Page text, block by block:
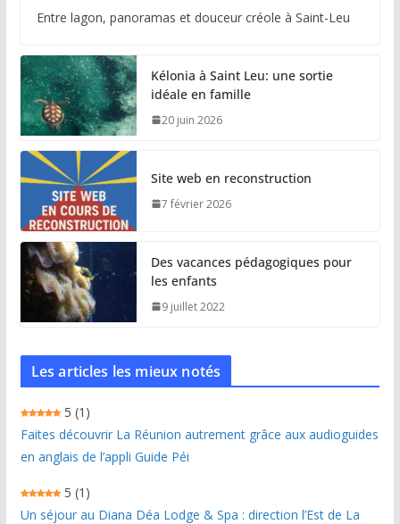
Entre lagon, panoramas et douceur créole à Saint-Leu
Kélonia à Saint Leu: une sortie
idéale en famille
20 juin 2026
Site web en reconstruction
7 février 2026
Des vacances pédagogiques pour
les enfants
9 juillet 2022
Les articles les mieux notés
5 (1)
Faites découvrir La Réunion autrement grâce aux audioguides
en anglais de l’appli Guide Péi
5 (1)
Un séjour au Diana Déa Lodge & Spa : direction l’Est de La